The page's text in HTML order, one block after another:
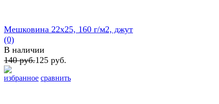
избранное сравнить
Мешковина 22х25, 160 г/м2, джут
(0)
В наличии
140 руб.125 руб.